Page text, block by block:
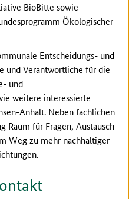
BioBitte sowie
Ökologischer
Entscheidungs- und
und Verantwortliche für die
und
weitere interessierte
Anhalt. Neben fachlichen
Raum für Fragen, Austausch
Weg zu mehr nachhaltiger